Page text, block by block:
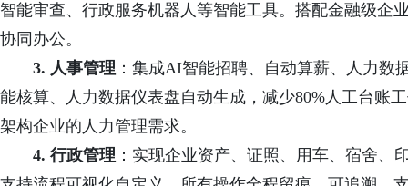
智能审查、行政服务机器人等智能工具。搭配金融级企
协同办公。
3. 人事管理 ：集成AI智能招聘、自动算薪、人力数
能核算、人力数据仪表盘自动生成，减少80%人工台账
架构企业的人力管理需求。
4. 行政管理 ：实现企业资产、证照、用车、宿舍